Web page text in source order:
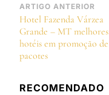
Navegação
de
post
ARTIGO ANTERIOR
Hotel Fazenda Várzea
Grande – MT melhores
hotéis em promoção de
pacotes
RECOMENDADO